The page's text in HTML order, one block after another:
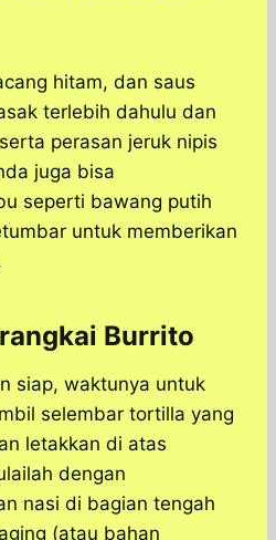
hitam, dan saus
terlebih dahulu dan
perasan jeruk nipis
juga bisa
seperti bawang putih
untuk memberikan
Burrito
siap, waktunya untuk
selembar tortilla yang
letakkan di atas
dengan
nasi di bagian tengah
(atau bahan